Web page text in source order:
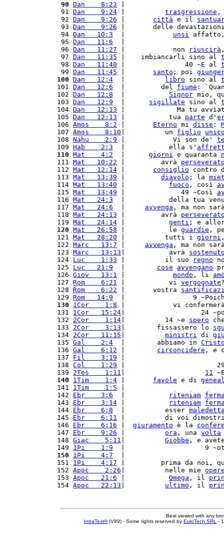
90 Dan    8:23
91 Dan    9:24 trasgressione ,
92 Dan    9:26 città e il
93 Dan    9:26 |       delle
94 Dan   10:3 unsi
95 Dan   11:6
96 Dan   11:27 |            non riuscirà
97 Dan   11:35 |    imbiancarli sino al
98 Dan   11:40 |               40 ~E al
99 Dan   11:45 santo ; poi
100 Dan   12:4 libro sino al
101 Dan   12:6
  |         del
fiume :
102 Dan   12:8 Signor mio,
103 Dan   12:9 sigillate sino al
104 Dan   12:13 |             Ma tu
105 Dan   12:13 |           tua parte d'
106 Amos    8:2 Eterno mi disse :
107 Amos    8:10 |          un figlio
108 Nahu    2:9 |            Vi son de'
109 Hab    2:3
  |           ella s'
110 Mat    4:2 giorni e quaranta
111 Mat   10:22 |         avrà
112 Mat   12:14 consiglio
113 Mat   13:39 diavolo ; la
114 Mat   13:40 fuoco , così
115 Mat   13:49 |              49 ~Così
116 Mat   24:3
|           della tua
117 Mat   24:6 avvenga , ma non
118 Mat   24:13 |         avrà
119 Mat   24:14 genti ; e
120 Mat   26:58 |           le guardie ,
121 Mat   28:20 |          tutti i giorni
122 Marc   13:7 avvenga , ma non
123 Marc   13:13 |           avrà
124 Luc    1:33 |          il suo regno
125 Luc   21:9 cose avvengano
126 Giov   13:1 mondo , li
127 Rom    6:21 |           vi vergognate
128 Rom    6:22 |       vostra
129 Rom   14:9
|                 9
130
1Cor    1:8 |            vi
131 1Cor   15:24 |                   24
132 2Cor    1:14 |          14 ~e spero
133 2Cor    3:13 |        fissassero lo
134 2Cor   11:15 ministri di
135 Gal    2:4
  |        abbiamo in
136 Gal    6:12 circoncidere , e
137 Fil    3:19
138 Col    1:29 |                       29
139 2Tes    1:11 11
140
1Tim    1:4 favole e di
141 1Tim    1:5
142 Ebr    3:6 riteniam
143 Ebr    3:14 riteniam
144 Ebr    6:8
  |          esser
145 Ebr    6:11 |          di voi
146 Ebr    6:16 giuramento è la
147 Ebr    9:26 ora , una volta
148 Giac    5:11 Giobbe , e
149 1Pi    1:9
|                    9
150
1Pi    4:7
151 1Pi    4:17 |         prima da noi,
152 Apoc    2:26 |          nelle mie
153 Apoc   21:6 Omega , il
154 Apoc   22:13 ultimo , il
Best viewed with any
IntraText®(V89) - Some rights reserved by EuloTech SRL -